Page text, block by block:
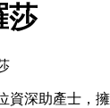
莎
資深助產士，